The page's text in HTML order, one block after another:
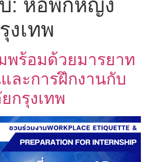
: หอพักหญิง
งเทพ
พร้อมด้วยมารยาท
ละการฝึกงานกับ
กรุงเทพ